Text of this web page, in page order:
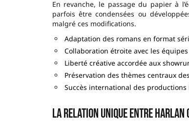
En revanche, le passage du papier à
parfois être condensées ou
malgré ces modifications.
Adaptation des romans en format
Collaboration étroite avec les
Liberté créative accordée aux
Préservation des thèmes centraux
Succès international des productions
La relation unique entre Harlan